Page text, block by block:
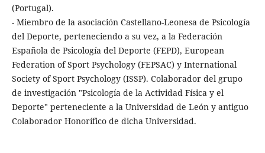
(Portugal).
- Miembro de la asociación Castellano-Leonesa de Psicología
del Deporte, perteneciendo a su vez, a la Federación
Española de Psicología del Deporte (FEPD), European
Federation of Sport Psychology (FEPSAC) y International
Society of Sport Psychology (ISSP). Colaborador del grupo
de investigación "Psicología de la Actividad Física y el
Deporte" perteneciente a la Universidad de León y antiguo
Colaborador Honorífico de dicha Universidad.